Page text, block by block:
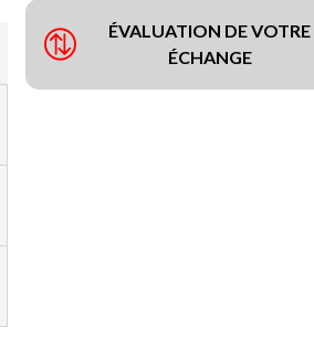
ÉVALUATION DE VOTRE
ÉCHANGE